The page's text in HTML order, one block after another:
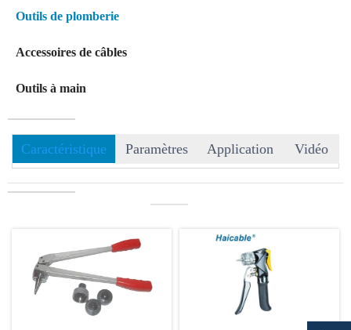
Outils de plomberie
Accessoires de câbles
Outils à main
Caractéristique Paramètres Application Vidéo
———